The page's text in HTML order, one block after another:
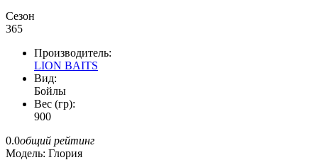
Сезон
365
Производитель:
LION BAITS
Вид:
Бойлы
Вес (гр):
900
0.0общий рейтинг
Модель: Глория